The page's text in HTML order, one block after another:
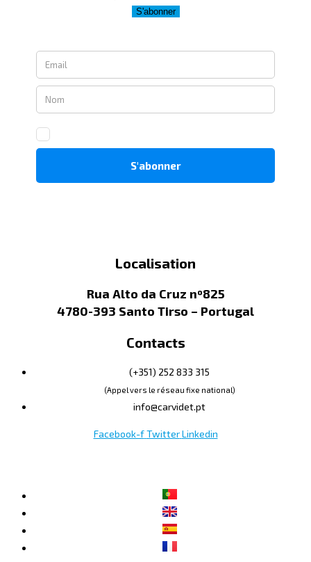
S'abonner
Localisation
Rua Alto da Cruz nº825
4780-393 Santo Tirso – Portugal
Contacts
(+351) 252 833 315
(Appel vers le réseau fixe national)
info@carvidet.pt
Facebook-f Twitter Linkedin